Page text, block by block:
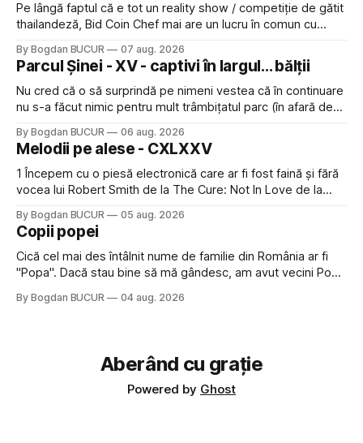
Pe lângă faptul că e tot un reality show / competiție de gătit
thailandeză, Bid Coin Chef mai are un lucru în comun cu
lăsat rece la prima vedere, după care m-a făcut să mă
îndrăgostesc de el. Nu mi-a plăcut faptul
By Bogdan BUCUR 07 aug. 2026
Parcul Șinei - XV - captivi în largul... bălții
Nu cred că o să surprindă pe nimeni vestea că în continuare
nu s-a făcut nimic pentru mult trâmbițatul parc (în afară de
timp pui și latră prin gard la lumea care trece prin zonă). Am
avut, în schimb, o belea
By Bogdan BUCUR 06 aug. 2026
Melodii pe alese - CXLXXV
1 Începem cu o piesă electronică care ar fi fost faină și fără
vocea lui Robert Smith de la The Cure: Not In Love de la
a dovedit că jumătatea masculină a acelui duo era cam
dubioasă...) 2. Băgăm la
By Bogdan BUCUR 05 aug. 2026
Copii popei
Cică cel mai des întâlnit nume de familie din România ar fi
"Popa". Dacă stau bine să mă gândesc, am avut vecini Popa
Dexonline spune de etimologia termenului de popă că ar
By Bogdan BUCUR 04 aug. 2026
Aberând cu grație
Powered by Ghost